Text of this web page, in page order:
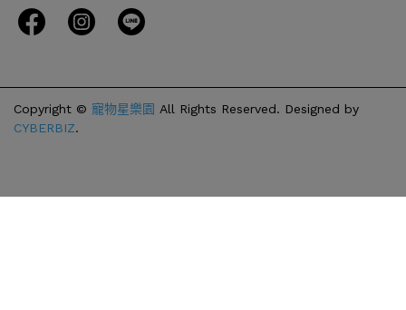
Copyright © 寵物星樂園 All Rights Reserved. Designed by
CYBERBIZ.